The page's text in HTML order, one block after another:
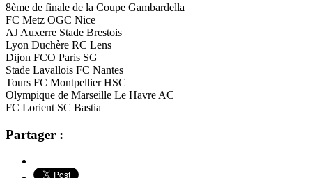
8ème de finale de la Coupe Gambardella
FC Metz OGC Nice
AJ Auxerre Stade Brestois
Lyon Duchère RC Lens
Dijon FCO Paris SG
Stade Lavallois FC Nantes
Tours FC Montpellier HSC
Olympique de Marseille Le Havre AC
FC Lorient SC Bastia
Partager :